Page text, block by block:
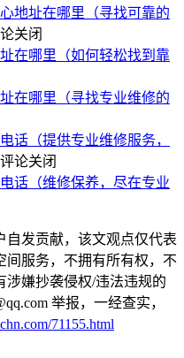
地址在哪里（寻找可靠的
关闭
在哪里（如何轻松找到靠
在哪里（寻找专业维修的
话（提供专业维修服务，
评论关闭
话（维修保养，尽在专业
自发贡献，该文观点仅代表
间服务，不拥有所有权，不
涉嫌抄袭侵权/违法违规的
举报，一经查实，
71155.html